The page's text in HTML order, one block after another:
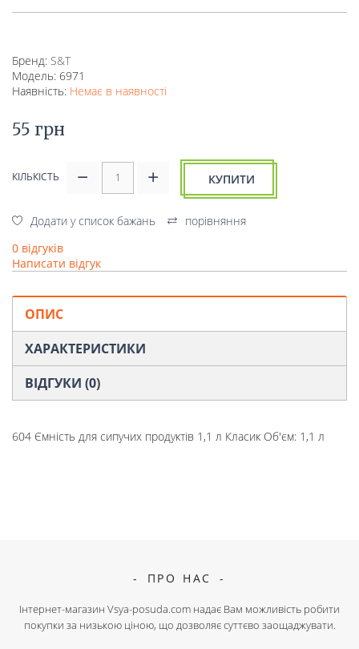
Бренд: S&T
Модель: 6971
Наявність: Немає в наявності
55 грн
КІЛЬКІСТЬ КУПИТИ
Додати у список бажань
порівняння
0 відгуків
Написати відгук
ОПИС
ХАРАКТЕРИСТИКИ
ВІДГУКИ (0)
604 Ємність для сипучих продуктів 1,1 л Класик Об'єм: 1,1 л
ПРО НАС
Інтернет-магазин Vsya-posuda.com надає Вам можливість робити
покупки за низькою ціною, що дозволяє суттєво заощаджувати.